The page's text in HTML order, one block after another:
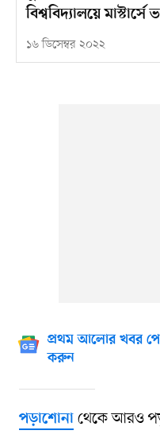
বিশ্ববিদ্যালয়ে মাস্টার্সে
১৬ ডিসেম্বর ২০২২
প্রথম আলোর খবর
করুন
পড়াশোনাথেকে আরও